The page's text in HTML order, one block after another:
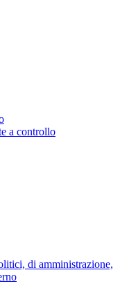
a controllo
di amministrazione,